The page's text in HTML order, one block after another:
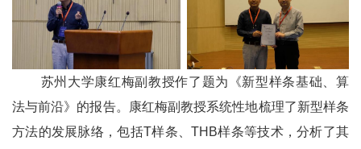
苏州大学康红梅副教授作了题为《新型样条基础、算
法与前沿》的报告。康红梅副教授系统性地梳理了新型样条
方法的发展脉络，包括T样条、THB样条等技术，分析了其